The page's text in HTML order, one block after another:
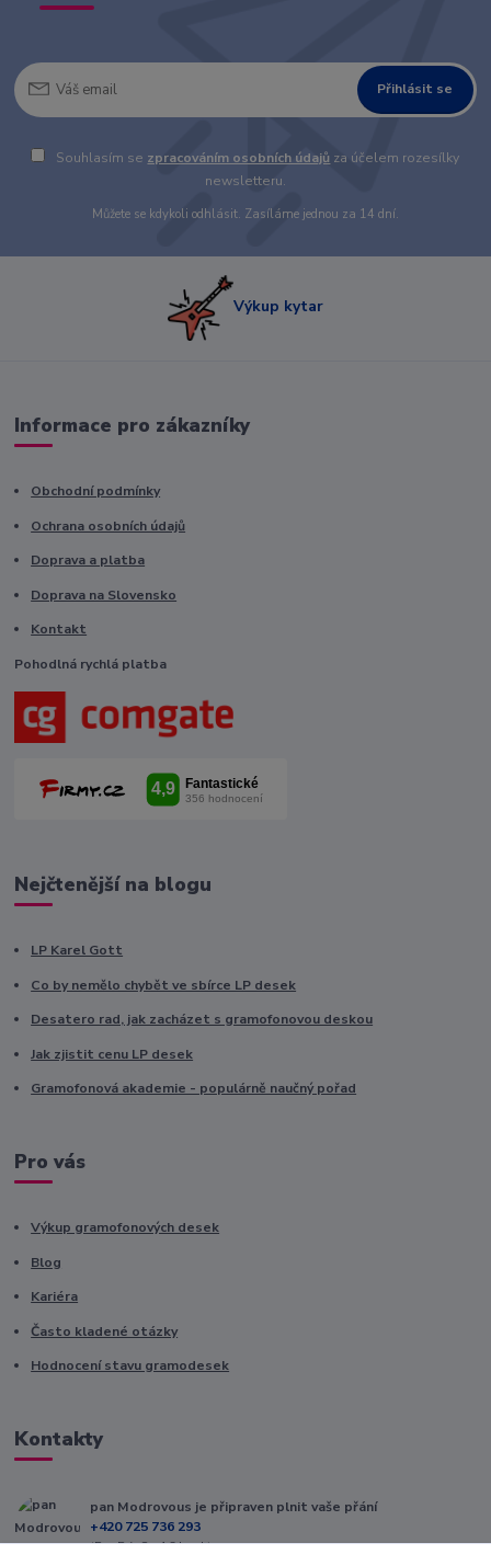
Přihlásit se
Souhlasím se zpracováním osobních údajů za účelem rozesílky
newsletteru.
Můžete se kdykoli odhlásit. Zasíláme jednou za 14 dní.
Výkup kytar
Informace pro zákazníky
Obchodní podmínky
Ochrana osobních údajů
Doprava a platba
Doprava na Slovensko
Kontakt
Pohodlná rychlá platba
Nejčtenější na blogu
LP Karel Gott
Co by nemělo chybět ve sbírce LP desek
Desatero rad, jak zacházet s gramofonovou deskou
Jak zjistit cenu LP desek
Gramofonová akademie - populárně naučný pořad
Pro vás
Výkup gramofonových desek
Blog
Kariéra
Často kladené otázky
Hodnocení stavu gramodesek
Kontakty
pan Modrovous je připraven plnit vaše přání
+420 725 736 293
(Po-Pá, 8 - 16 hod.)